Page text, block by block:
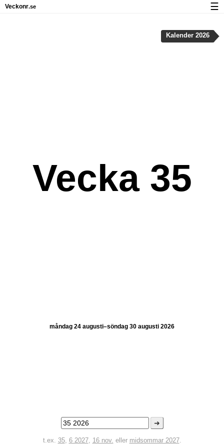
Vecka 35
måndag 24 augusti–söndag 30 augusti 2026
➜
t.ex. 35, 6 2027, 16 nov. eller midsommar 2027.
Kalender 2026
Veckonr.se ☰